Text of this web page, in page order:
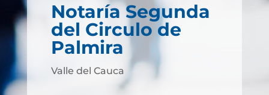
Notaría Segunda
del Circulo de
Palmira
Valle del Cauca